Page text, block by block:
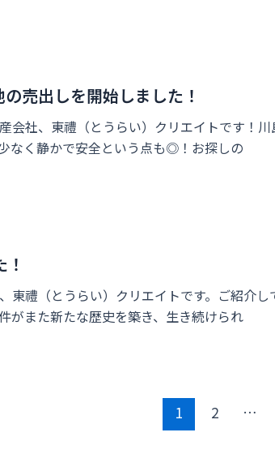
売出しを開始しました！
会社、東禮（とうらい）クリエイトです！
なく静かで安全という点も◎！お探しの
東禮（とうらい）クリエイトです。ご紹介
がまた新たな歴史を築き、生き続けられ
1 2 …